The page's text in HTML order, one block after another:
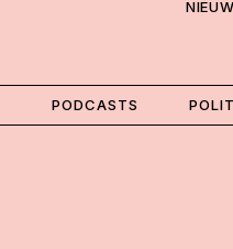
PODCASTS